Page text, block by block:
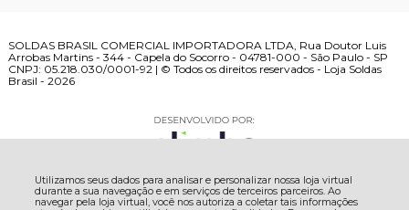
Utilizamos seus dados para analisar e personalizar nossa loja virtual
durante a sua navegação e em serviços de terceiros parceiros. Ao
navegar pela loja virtual, você nos autoriza a coletar tais informações
SOLDAS BRASIL COMERCIAL IMPORTADORA LTDA, Rua Doutor Luis
Arrobas Martins - 344 - Capela do Socorro - 04781-000 - São Paulo - SP
CNPJ: 05.218.030/0001-92 | © Todos os direitos reservados - Loja Soldas
Brasil - 2026